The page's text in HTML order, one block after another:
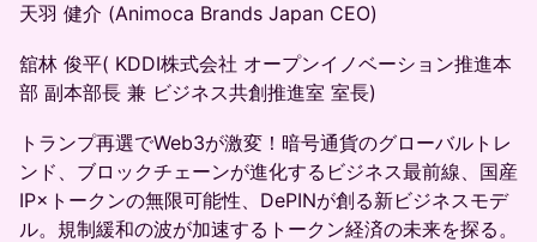
天羽 健介 (Animoca Brands Japan CEO)
舘林 俊平( KDDI株式会社 オープンイノベーション推進本
部 副本部長 兼 ビジネス共創推進室 室長)
トランプ再選でWeb3が激変！暗号通貨のグローバルトレ
ンド、ブロックチェーンが進化するビジネス最前線、国産
IP×トークンの無限可能性、DePINが創る新ビジネスモデ
ル。規制緩和の波が加速するトークン経済の未来を探る。